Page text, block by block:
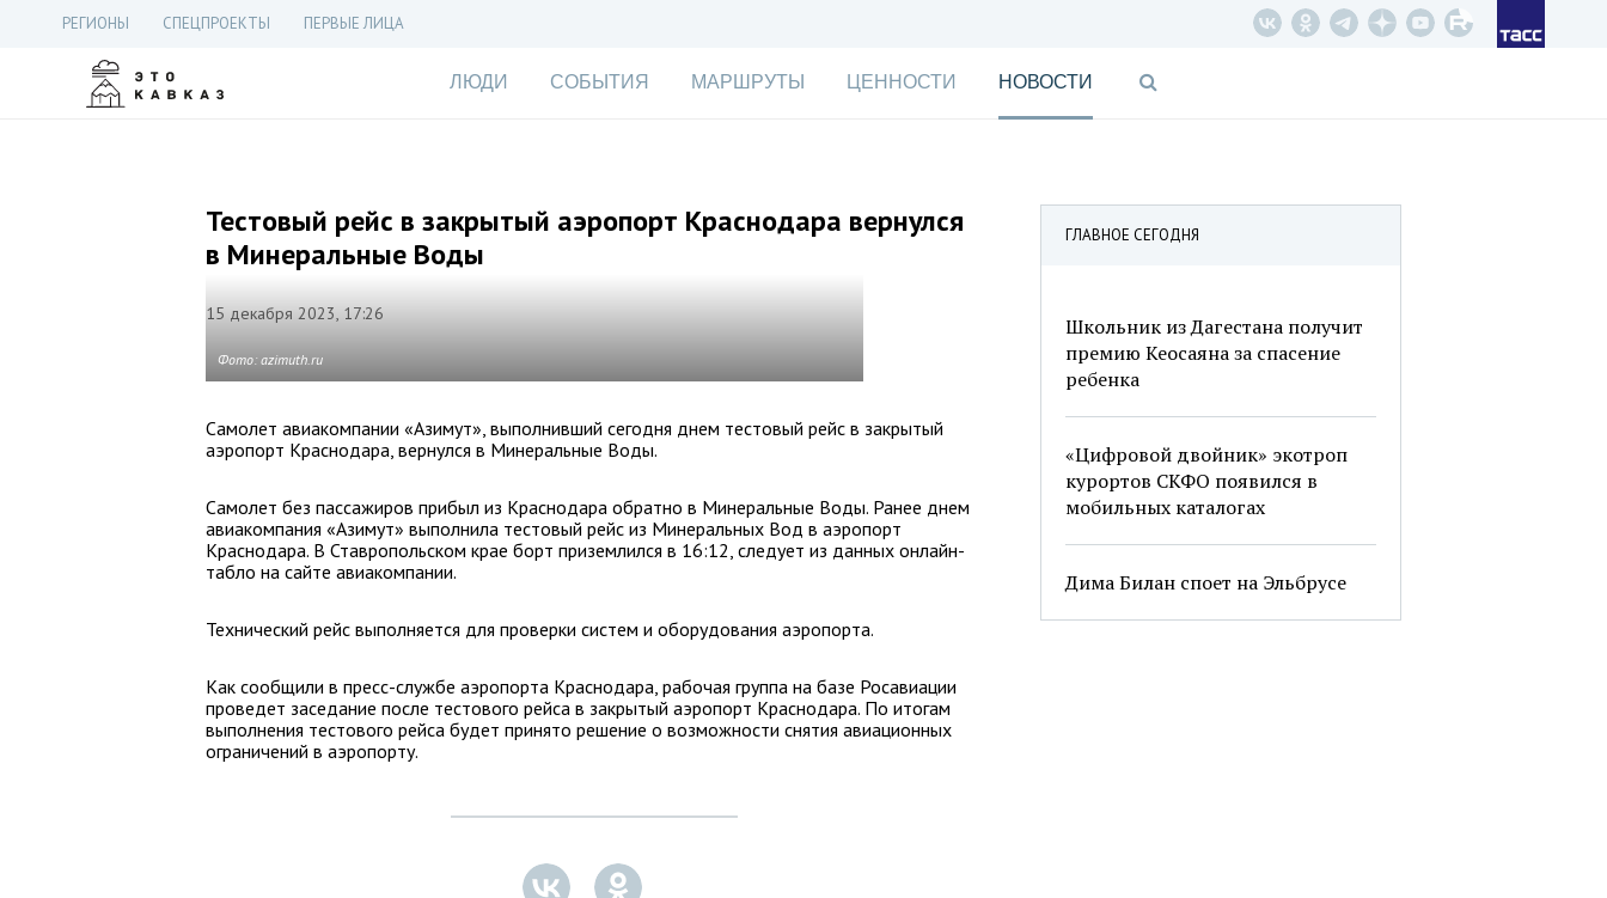
РЕГИОНЫ СПЕЦПРОЕКТЫ ПЕРВЫЕ ЛИЦА
ЛЮДИ СОБЫТИЯ МАРШРУТЫ ЦЕННОСТИ НОВОСТИ
ГЛАВНОЕ СЕГОДНЯ
Школьник из Дагестана получит
премию Кеосаяна за спасение
ребенка
«Цифровой двойник» экотроп
курортов СКФО появился в
мобильных каталогах
Дима Билан споет на Эльбрусе
Тестовый рейс в закрытый аэропорт Краснодара вернулся
в Минеральные Воды
15 декабря 2023, 17:26
Фото: azimuth.ru
Самолет авиакомпании «Азимут», выполнивший сегодня днем тестовый рейс в закрытый
аэропорт Краснодара, вернулся в Минеральные Воды.
Самолет без пассажиров прибыл из Краснодара обратно в Минеральные Воды. Ранее днем
авиакомпания «Азимут» выполнила тестовый рейс из Минеральных Вод в аэропорт
Краснодара. В Ставропольском крае борт приземлился в 16:12, следует из данных онлайн-
табло на сайте авиакомпании.
Технический рейс выполняется для проверки систем и оборудования аэропорта.
Как сообщили в пресс-службе аэропорта Краснодара, рабочая группа на базе Росавиации
проведет заседание после тестового рейса в закрытый аэропорт Краснодара. По итогам
выполнения тестового рейса будет принято решение о возможности снятия авиационных
ограничений в аэропорту.